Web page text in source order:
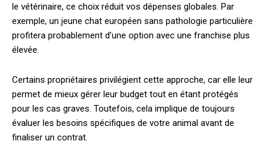
le vétérinaire, ce choix réduit vos dépenses globales. Par
exemple, un jeune chat européen sans pathologie particulière
profitera probablement d’une option avec une franchise plus
élevée.
Certains propriétaires privilégient cette approche, car elle leur
permet de mieux gérer leur budget tout en étant protégés
pour les cas graves. Toutefois, cela implique de toujours
évaluer les besoins spécifiques de votre animal avant de
finaliser un contrat.